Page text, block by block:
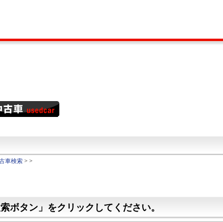
車検索> >
ボタン」をクリックしてください。